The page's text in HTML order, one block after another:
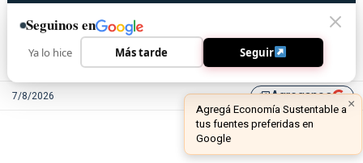
7/8/2026 library_addAgreganos
Seguinos en
Ya lo hice Más tarde Seguir